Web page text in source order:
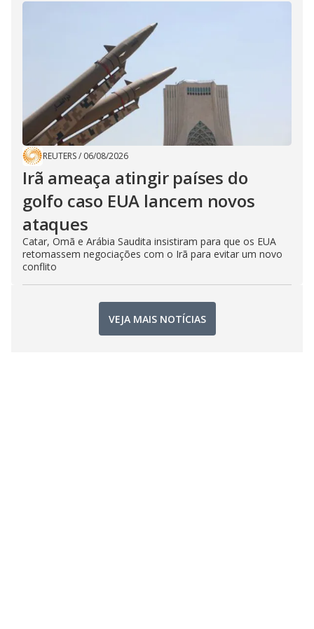
REUTERS/ 06/08/2026
Irã ameaça atingir países do
golfo caso EUA lancem novos
ataques
Catar, Omã e Arábia Saudita insistiram para que os EUA
retomassem negociações com o Irã para evitar um novo
conflito
VEJA MAIS NOTÍCIAS